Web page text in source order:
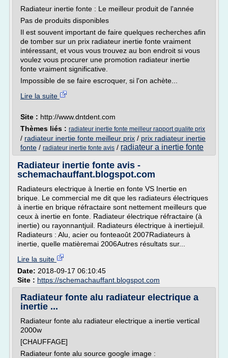
Radiateur inertie fonte : Le meilleur produit de l'année
Pas de produits disponibles
Il est souvent important de faire quelques recherches afin
de tomber sur un prix radiateur inertie fonte vraiment
intéressant, et vous vous trouvez au bon endroit si vous
voulez vous procurer une promotion radiateur inertie
fonte vraiment significative.
Impossible de se faire escroquer, si l'on achète...
Lire la suite
Site : http://www.dntdent.com
Thèmes liés : radiateur inertie fonte meilleur rapport qualite prix
/ radiateur inertie fonte meilleur prix / prix radiateur inertie
fonte / radiateur inertie fonte avis / radiateur a inertie fonte
Radiateur inertie fonte avis -
schemachauffant.blogspot.com
Radiateurs electrique à Inertie en fonte VS Inertie en
brique. Le commercial me dit que les radiateurs électriques
à inertie en brique réfractaire sont nettement meilleurs que
ceux à inertie en fonte. Radiateur électrique réfractaire (à
inertie) ou rayonnantjuil. Radiateurs électrique à inertiejuil.
Radiateurs : Alu, acier ou fonteaoût 2007Radiateurs à
inertie, quelle matièremai 2006Autres résultats sur...
Lire la suite
Date: 2018-09-17 06:10:45
Site : https://schemachauffant.blogspot.com
Radiateur fonte alu radiateur electrique a
inertie ...
Radiateur fonte alu radiateur electrique a inertie vertical
2000w
[CHAUFFAGE]
Radiateur fonte alu source google image :